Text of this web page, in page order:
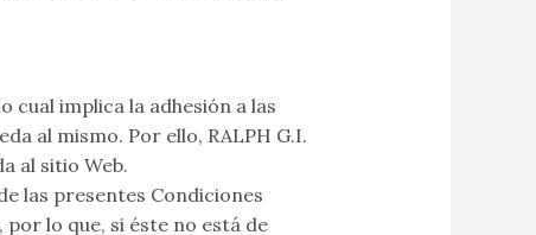
cual implica la adhesión a las
al mismo. Por ello, RALPH G.I.
al sitio Web.
las presentes Condiciones
por lo que, si éste no está de